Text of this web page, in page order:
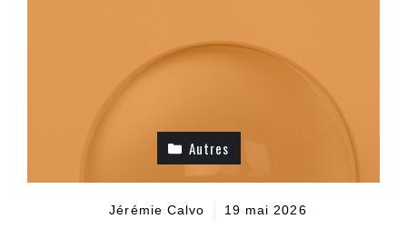
Autres
Jérémie Calvo 19 mai 2026